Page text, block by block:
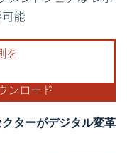
の表示が必要です。
ターがデジタル変革